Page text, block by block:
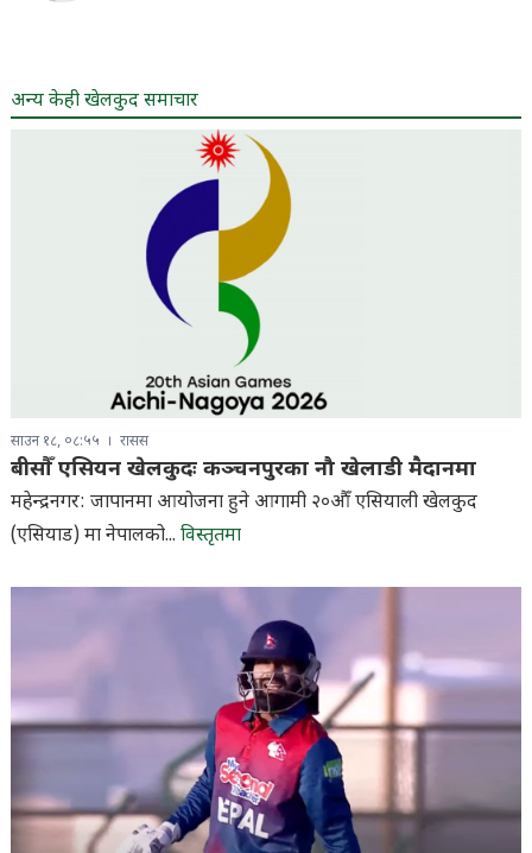
अन्य केही खेलकुद समाचार
साउन १८, ०८:५५ रासस
बीसौँ एसियन खेलकुदः कञ्चनपुरका नौ खेलाडी मैदानमा
महेन्द्रनगर: जापानमा आयोजना हुने आगामी २०औँ एसियाली खेलकुद
(एसियाड) मा नेपालको... विस्तृतमा